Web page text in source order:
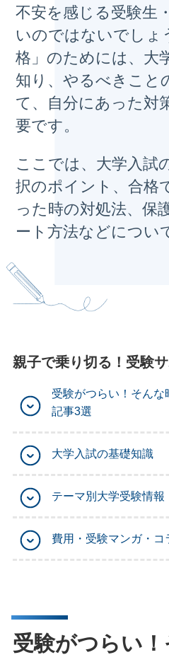
不安を感じる受験生
いのではないでしょ
格」のためには、大
知り、やるべきこと
て、自分にあった対
要です。
ここでは、大学入試
択のポイント、合格
った時の対処法、保
ート方法などについ
親子で乗り切る！受験
受験がつらい！ そんな
記事3選
大学入試の基礎知識
テーマ別大学受験情報
費用・受験マンガ・コ
受験がつらい